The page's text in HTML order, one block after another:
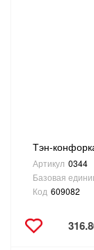
Тэн-
Артикул 0344
Базовая
Код 609082